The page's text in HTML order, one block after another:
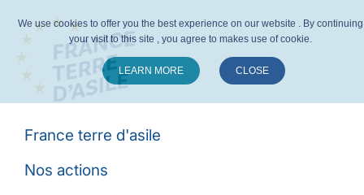
France terre d'asile
Nos actions
We use cookies to offer you the best experience on our website . By continuing
your visit to this site , you agree to makes use of cookie.
LEARN MORE CLOSE